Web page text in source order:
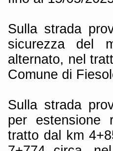
Sulla strada
sicurezza del
alternato, nel
Comune di
Sulla strada
per estensione
tratto dal km